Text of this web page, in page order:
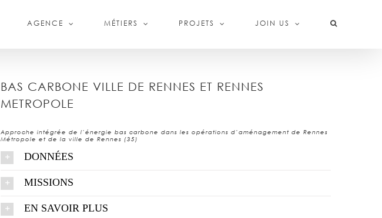
AGENCE MÉTIERS PROJETS JOIN US
BAS CARBONE VILLE DE RENNES ET RENNES
METROPOLE
Approche intégrée de l’énergie bas carbone dans les opérations d’aménagement de Rennes
Métropole et de la ville de Rennes (35)
DONNÉES
MISSIONS
EN SAVOIR PLUS